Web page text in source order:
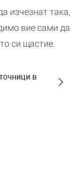
изчезнат така,
вие сами да
си щастие.
в